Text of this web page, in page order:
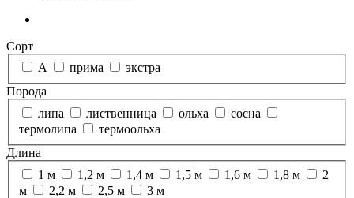
Сорт
А
прима
экстра
Порода
липа
лиственница ольха
сосна
термолипа
термоольха
Длина
1 м
1,2 м 1,4 м 1,5 м 1,6 м 1,8 м
2
м
2,2 м 2,5 м
3 м